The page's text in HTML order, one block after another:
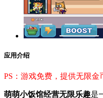
应用介绍
PS：游戏免费，提供无限金
萌萌小饭馆经营无限乐趣是